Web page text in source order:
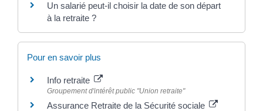
Un salarié peut-il choisir la date de son départ
à la retraite ?
Pour en savoir plus
Info retraite
Groupement d'intérêt public "Union retraite"
Assurance Retraite de la Sécurité sociale